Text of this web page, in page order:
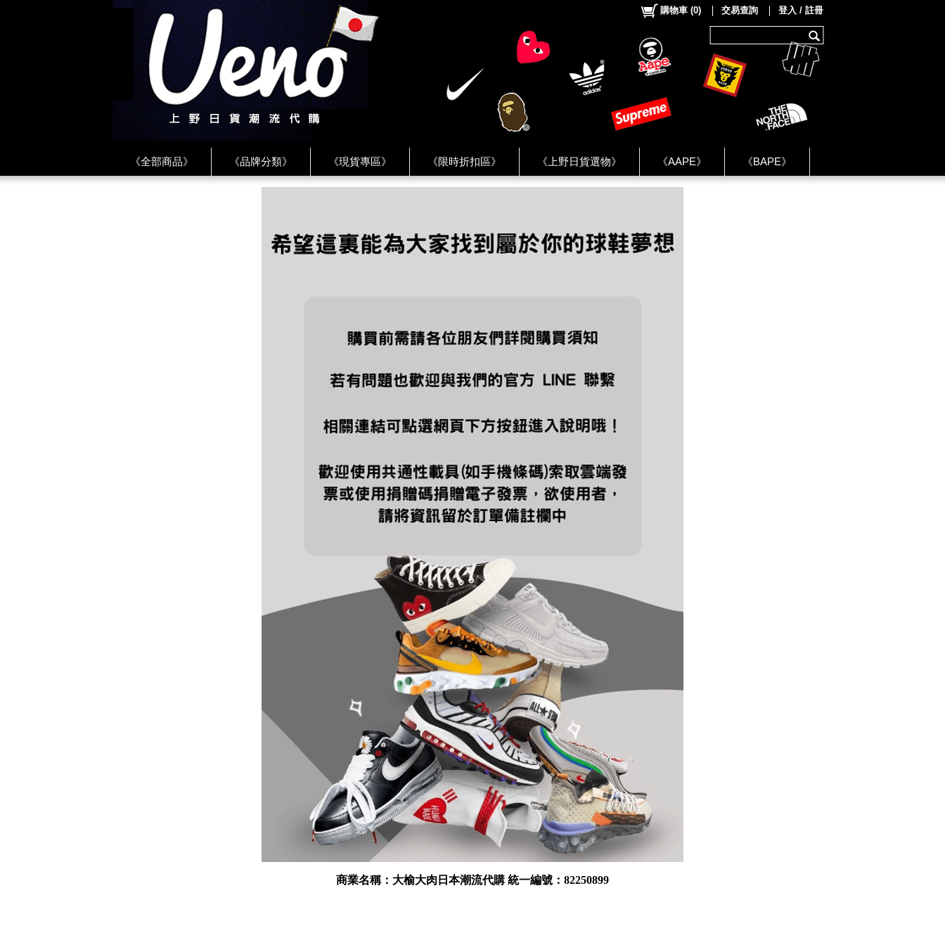
《全部商品》 《品牌分類》 《現貨專區》 《限時折扣區》 《上野日貨選物》 《AAPE》 《BAPE》
《CDG》 《FREAK'S STORE》 《HUMAN MADE》 《Levi’s》 《NIKE》
購物車 (0) 交易查詢 登入 / 註冊